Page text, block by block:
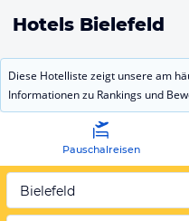
Hotels Bielefeld
Diese Hotelliste zeigt unsere am
Informationen zu Rankings und
Pauschalreisen
Bielefeld